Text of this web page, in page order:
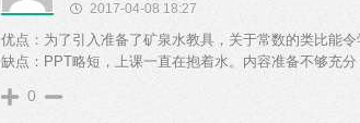
2017-04-08 18:27
优点：为了引入准备了矿泉水教具，关于常数的类比能
缺点：PPT略短，上课一直在抱着水。内容准备不够充分
0